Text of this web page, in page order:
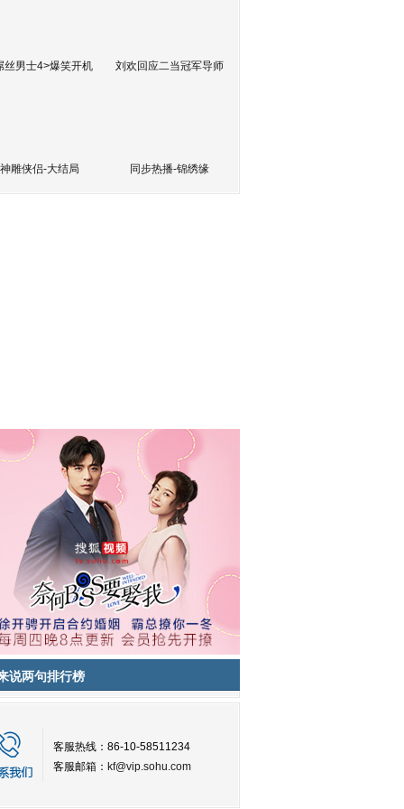
丝男士4>爆笑开机 刘欢回应二当冠军导师
神雕侠侣-大结局 同步热播-锦绣缘
说两句排行榜
客服热线：86-10-58511234
客服邮箱： kf@vip.sohu.com